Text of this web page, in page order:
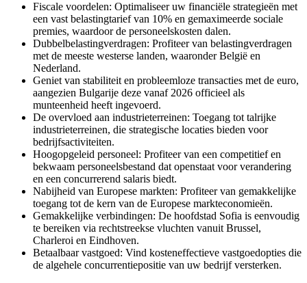
Fiscale voordelen: Optimaliseer uw financiële strategieën met
een vast belastingtarief van 10% en gemaximeerde sociale
premies, waardoor de personeelskosten dalen.
Dubbelbelastingverdragen: Profiteer van belastingverdragen
met de meeste westerse landen, waaronder België en
Nederland.
Geniet van stabiliteit en probleemloze transacties met de euro,
aangezien Bulgarije deze vanaf 2026 officieel als
munteenheid heeft ingevoerd.
De overvloed aan industrieterreinen: Toegang tot talrijke
industrieterreinen, die strategische locaties bieden voor
bedrijfsactiviteiten.
Hoogopgeleid personeel: Profiteer van een competitief en
bekwaam personeelsbestand dat openstaat voor verandering
en een concurrerend salaris biedt.
Nabijheid van Europese markten: Profiteer van gemakkelijke
toegang tot de kern van de Europese markteconomieën.
Gemakkelijke verbindingen: De hoofdstad Sofia is eenvoudig
te bereiken via rechtstreekse vluchten vanuit Brussel,
Charleroi en Eindhoven.
Betaalbaar vastgoed: Vind kosteneffectieve vastgoedopties die
de algehele concurrentiepositie van uw bedrijf versterken.